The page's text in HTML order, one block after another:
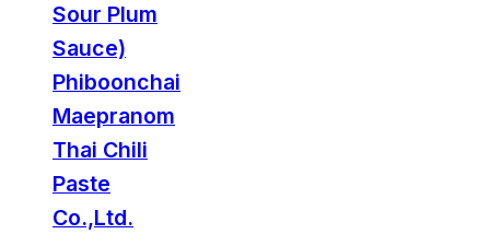
Sour Plum
Sauce)
Phiboonchai
Maepranom
Thai Chili
Paste
Co.,Ltd.